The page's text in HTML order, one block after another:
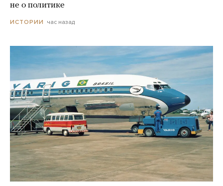
не о политике
ИСТОРИИ час назад